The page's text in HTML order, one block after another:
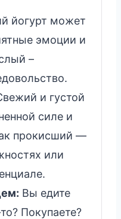
йогурт может
эмоции и
–
и густой
силе и
прокисший —
или
Вы едите
Покупаете?